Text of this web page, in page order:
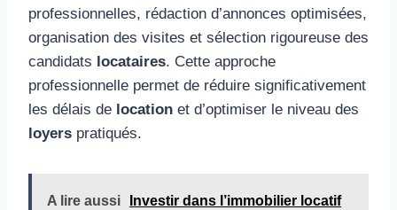
professionnelles, rédaction d’annonces optimisées,
organisation des visites et sélection rigoureuse des
candidats locataires. Cette approche
professionnelle permet de réduire significativement
les délais de location et d’optimiser le niveau des
loyers pratiqués.
A lire aussi
Investir dans l’immobilier locatif